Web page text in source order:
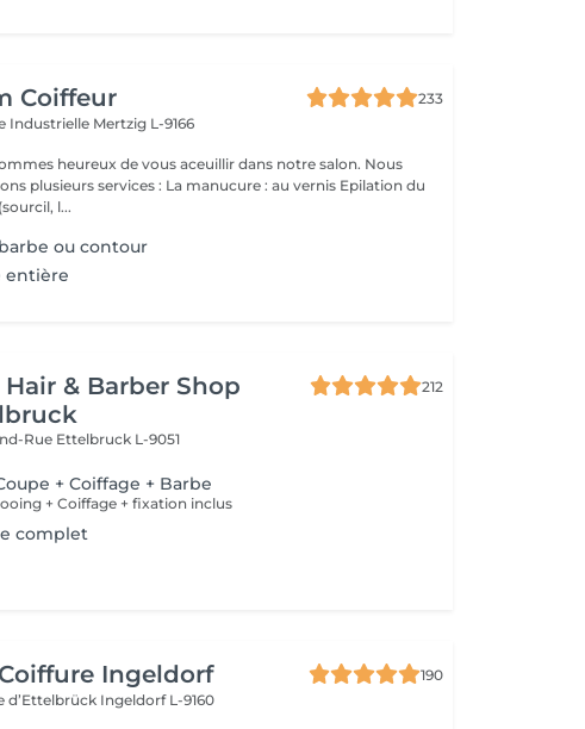
Coiffeur
233
Industrielle Mertzig L-9166
heureux de vous aceuillir dans notre salon. Nous
services : La manucure : au vernis Epilation du
l...
ou contour
entière
Hair & Barber Shop
212
Rue Ettelbruck L-9051
+ Coiffage + Barbe
+ Coiffage + fixation inclus
complet
Ingeldorf
190
d’Ettelbrück Ingeldorf L-9160